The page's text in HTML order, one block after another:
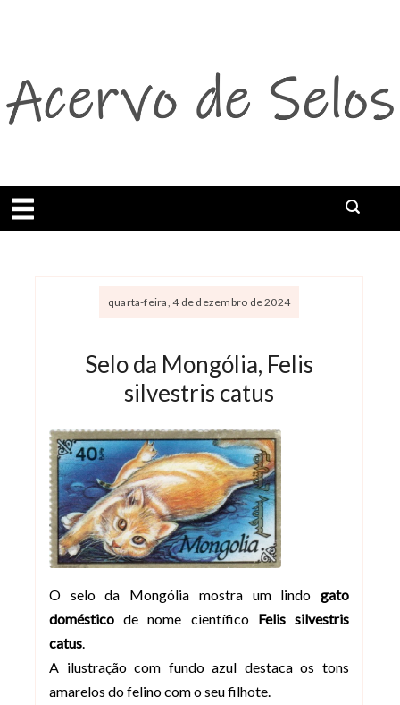
Abrir menu
quarta-feira, 4 de dezembro de 2024
Selo da Mongólia, Felis
silvestris catus
O selo da Mongólia mostra um lindo gato
doméstico de nome científico Felis silvestris
catus.
A ilustração com fundo azul destaca os tons
amarelos do felino com o seu filhote.